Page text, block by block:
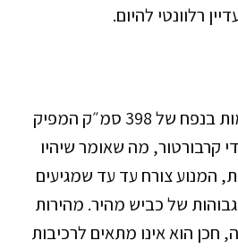
רלוונטי להיום.
מנוע חד צילינדר, פעימות בנפח של 398 סמ״ק המפיק
ידי קרבורטור, מה שאומר שיהיו
המנוע צורח עד עד שמגיעים
גבוהות של כביש מהיר. מהירות
חכן הוא אינו מתאים לרכיבות